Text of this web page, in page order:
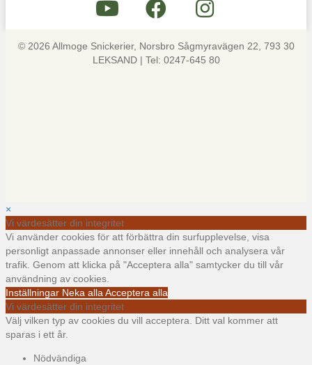
© 2026 Allmoge Snickerier, Norsbro Sågmyravägen 22, 793 30
LEKSAND | Tel: 0247-645 80
×
Vi värdesätter din integritet
Vi använder cookies för att förbättra din surfupplevelse, visa
personligt anpassade annonser eller innehåll och analysera vår
trafik. Genom att klicka på "Acceptera alla" samtycker du till vår
användning av cookies.
Inställningar Neka alla Acceptera alla
Vi värdesätter din integritet
Välj vilken typ av cookies du vill acceptera. Ditt val kommer att
sparas i ett år.
Nödvändiga